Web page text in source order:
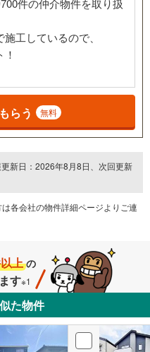
件の仲介物件を取り扱
工しているので、
らう 無料
新日：2026年8月8日、次回更新
各会社の物件詳細ページよりご連
上の
す※1
た物件